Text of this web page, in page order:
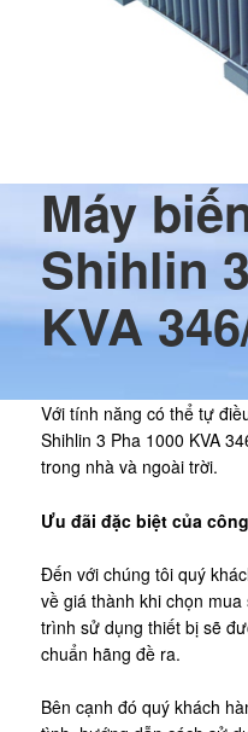
Máy
Shihlin
KVA
Với tính năng có thể tự
Shihlin 3 Pha 1000 KVA
trong nhà và ngoài trời.
Ưu đãi đặc biệt của
Đến với chúng tôi quý
về giá thành khi chọn
trình sử dụng thiết bị sẽ
chuẩn hãng đề ra.
Bên cạnh đó quý khách